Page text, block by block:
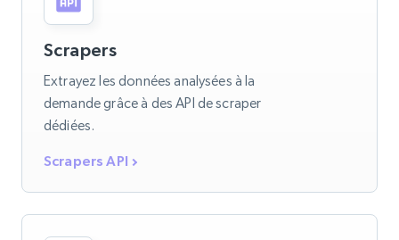
Scrapers
Extrayez les données analysées à la
demande grâce à des API de scraper
dédiées.
Scrapers API